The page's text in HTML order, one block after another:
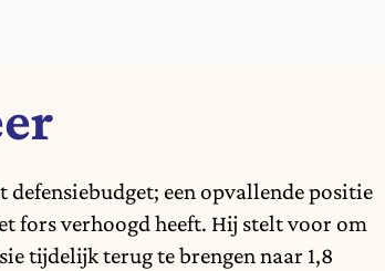
een opvallende positie
fors verhoogd heeft. Hij stelt voor om
tijdelijk terug te brengen naar 1,8